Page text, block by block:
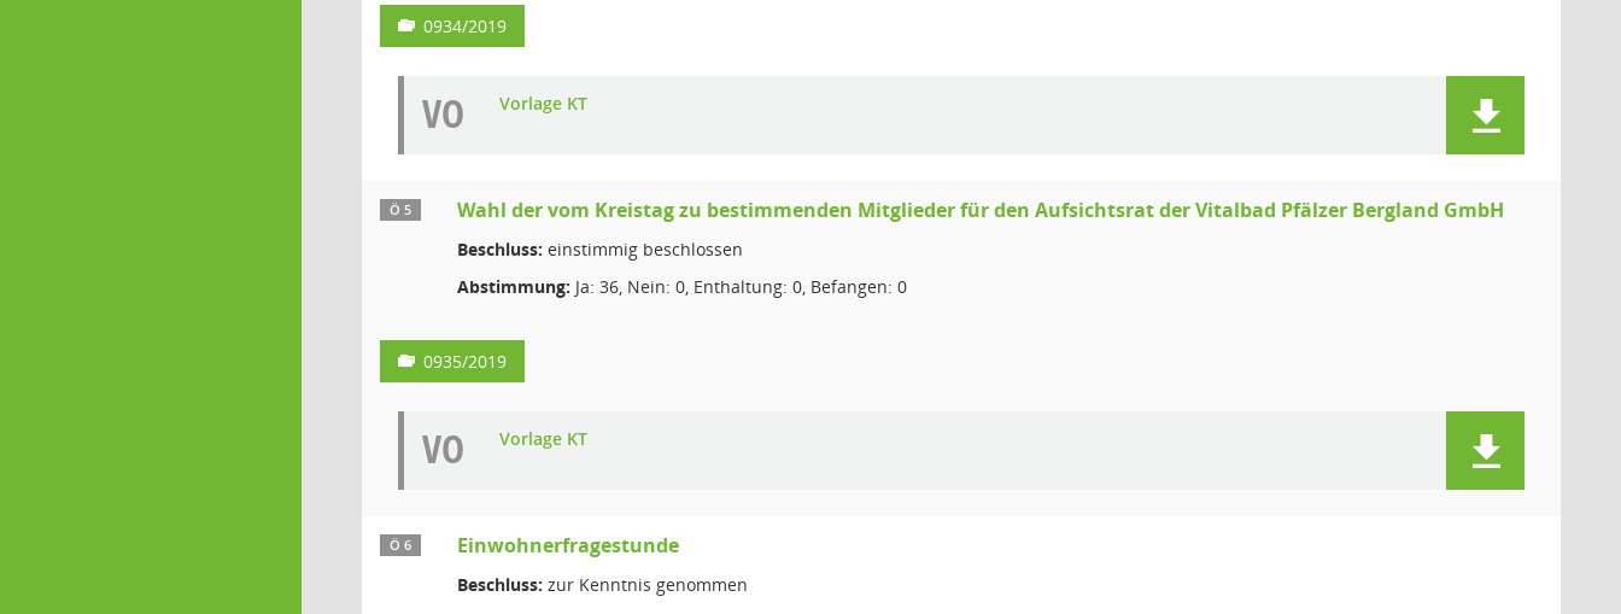
0934/2019
VO Vorlage KT
Ö 5 Wahl der vom Kreistag zu bestimmenden Mitglieder für den Aufsichtsrat der Vitalbad Pfälzer Bergland GmbH
Beschluss: einstimmig beschlossen
Abstimmung: Ja: 36, Nein: 0, Enthaltung: 0, Befangen: 0
0935/2019
VO Vorlage KT
Ö 6 Einwohnerfragestunde
Beschluss: zur Kenntnis genommen